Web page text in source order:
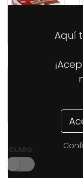
Aquí
CLARO